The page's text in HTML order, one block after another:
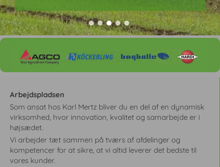
s
p
æ
n
n
e
u
d
v
s
p
æ
n
n
e
u
d
v
Arbejdspladsen
Som ansat hos Karl Mertz bliver du en del af en dynamisk
virksomhed, hvor innovation, kvalitet og samarbejde er i
højsædet.
Vi arbejder tæt sammen på tværs af afdelinger og
kompetencer for at sikre, at vi altid leverer det bedste til
vores kunder.